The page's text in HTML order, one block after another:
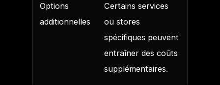
Options
additionnelles
Certains services
ou stores
spécifiques peuvent
entraîner des coûts
supplémentaires.